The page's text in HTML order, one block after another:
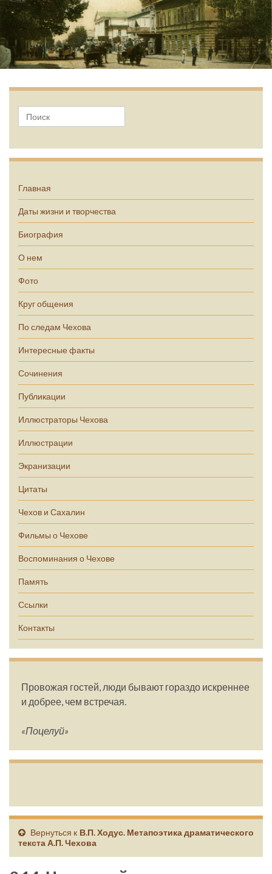
Главная
Даты жизни и творчества
Биография
О нем
Фото
Круг общения
По следам Чехова
Интересные факты
Сочинения
Публикации
Иллюстраторы Чехова
Иллюстрации
Экранизации
Цитаты
Чехов и Сахалин
Фильмы о Чехове
Воспоминания о Чехове
Память
Ссылки
Контакты
Провожая гостей, люди бывают гораздо искреннее
и добрее, чем встречая.
«Поцелуй»
Вернуться к В.П. Ходус. Метапоэтика драматического
текста А.П. Чехова